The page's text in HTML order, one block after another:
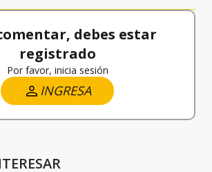
debes estar
registrado
Por favor, inicia sesión
INGRESA